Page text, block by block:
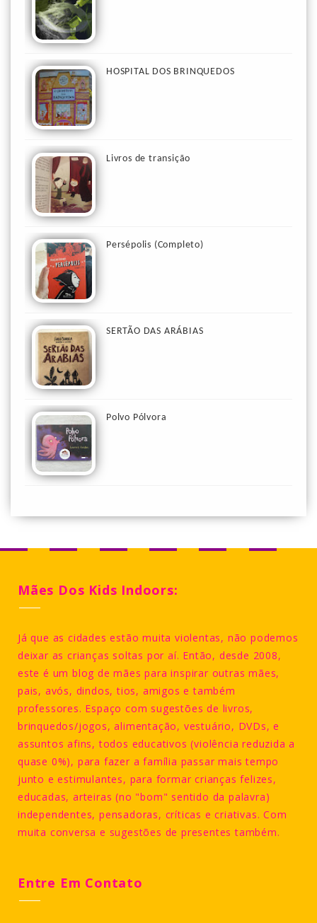
HOSPITAL DOS BRINQUEDOS
Livros de transição
Persépolis (Completo)
SERTÃO DAS ARÁBIAS
Polvo Pólvora
Mães Dos Kids Indoors:
Já que as cidades estão muita violentas, não podemos
deixar as crianças soltas por aí. Então, desde 2008,
este é um blog de mães para inspirar outras mães,
pais, avós, dindos, tios, amigos e também
professores. Espaço com sugestões de livros,
brinquedos/jogos, alimentação, vestuário, DVDs, e
assuntos afins, todos educativos (violência reduzida a
quase 0%), para fazer a família passar mais tempo
junto e estimulantes, para formar crianças felizes,
educadas, arteiras (no "bom" sentido da palavra)
independentes, pensadoras, críticas e criativas. Com
muita conversa e sugestões de presentes também.
Entre Em Contato